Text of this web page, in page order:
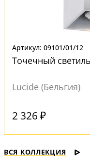
Артикул: 09101/01/12
Точечный
Lucide (Бельгия)
2 326 ₽
ВСЯ КОЛЛЕКЦИЯ